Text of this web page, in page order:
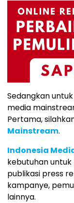
Sedangkan
media
Pertama,
Mainstream.
Indonesia
kebutuhan
publikasi press
kampanye,
lainnya.